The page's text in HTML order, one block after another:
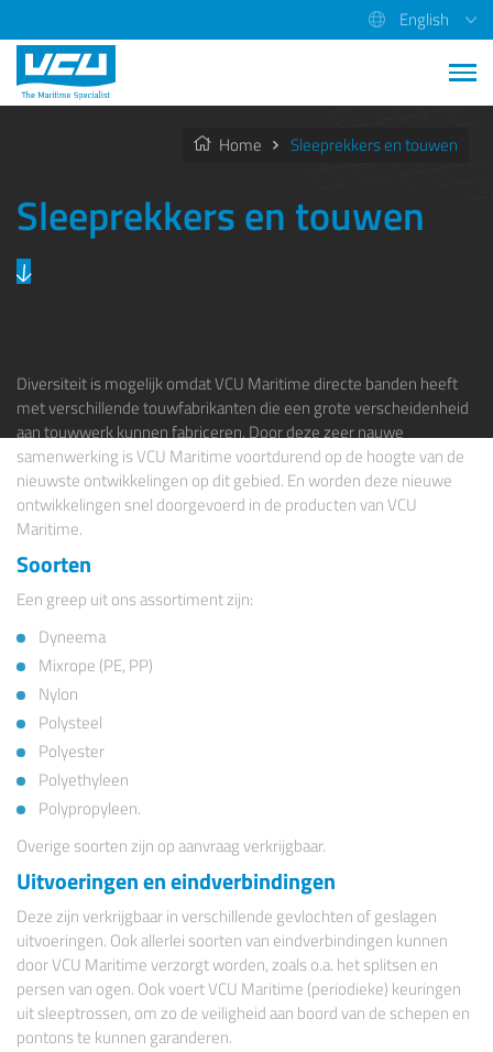
English
Home Sleeprekkers en touwen
Sleeprekkers en touwen
Diversiteit is mogelijk omdat VCU Maritime directe banden heeft
met verschillende touwfabrikanten die een grote verscheidenheid
aan touwwerk kunnen fabriceren. Door deze zeer nauwe
samenwerking is VCU Maritime voortdurend op de hoogte van de
nieuwste ontwikkelingen op dit gebied. En worden deze nieuwe
ontwikkelingen snel doorgevoerd in de producten van VCU
Maritime.
Soorten
Een greep uit ons assortiment zijn:
Dyneema
Mixrope (PE, PP)
Nylon
Polysteel
Polyester
Polyethyleen
Polypropyleen.
Overige soorten zijn op aanvraag verkrijgbaar.
Uitvoeringen en eindverbindingen
Deze zijn verkrijgbaar in verschillende gevlochten of geslagen
uitvoeringen. Ook allerlei soorten van eindverbindingen kunnen
door VCU Maritime verzorgt worden, zoals o.a. het splitsen en
persen van ogen. Ook voert VCU Maritime (periodieke) keuringen
uit sleeptrossen, om zo de veiligheid aan boord van de schepen en
pontons te kunnen garanderen.